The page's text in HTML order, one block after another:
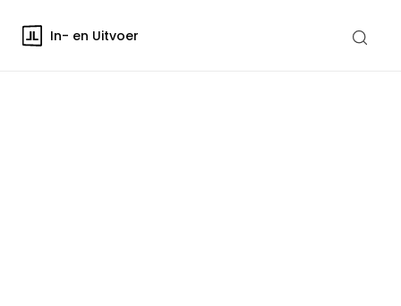
In- en Uitvoer